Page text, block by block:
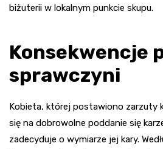
biżuterii w lokalnym punkcie skupu.
Konsekwencje
sprawczyni
Kobieta, której postawiono zarzuty
się na dobrowolne poddanie się
zadecyduje o wymiarze jej kary.